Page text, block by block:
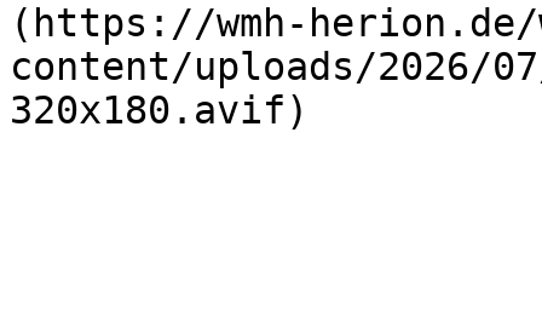
(https://wmh-herion.de/
content/uploads/2026/
320x180.avif)